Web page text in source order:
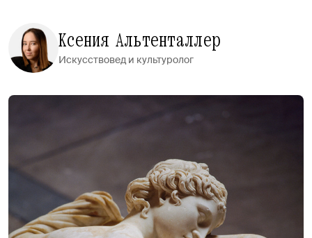
Ксения Альтенталлер
Искусствовед и культуролог